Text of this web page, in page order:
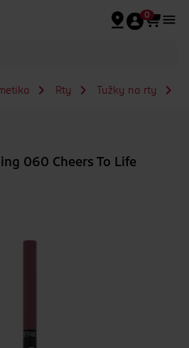
0
Rty Tužky na rty
060 Cheers To Life